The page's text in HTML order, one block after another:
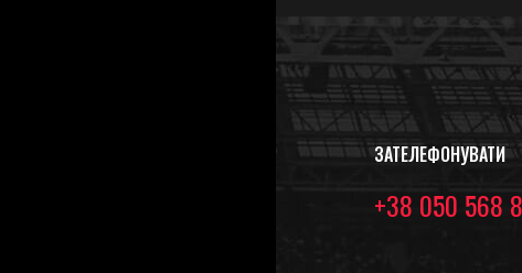
ЗАТЕЛЕФОНУВАТИ
+38 050 568